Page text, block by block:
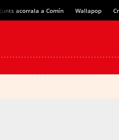
Junts acorrala a Comín Wallapop